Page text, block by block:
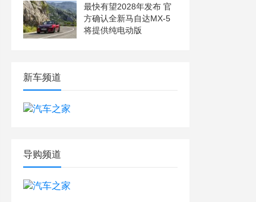
最快有望2028年发布 官
方确认全新马自达MX-5
将提供纯电动版
新车频道
导购频道